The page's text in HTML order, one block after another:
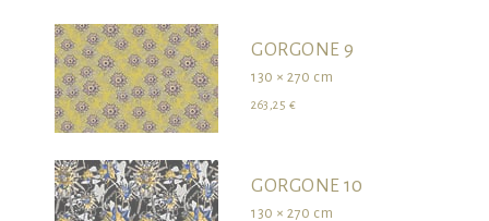
GORGONE 9
130 × 270 cm
263,25 €
GORGONE 10
130 × 270 cm